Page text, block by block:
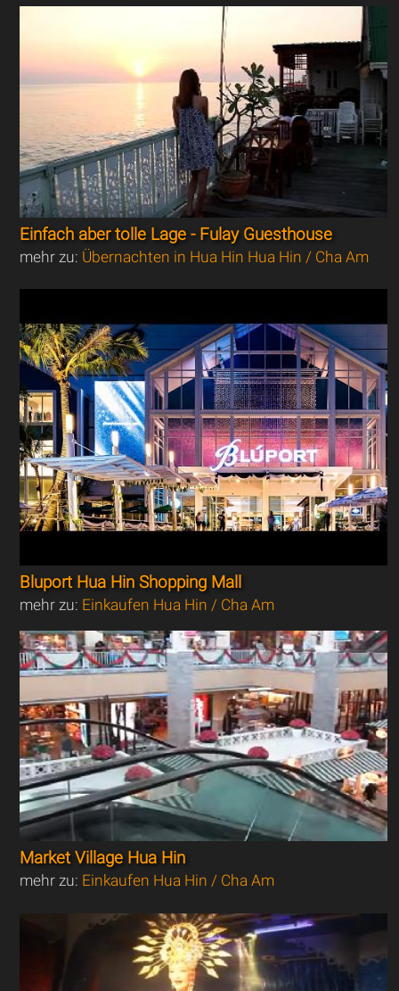
Einfach aber tolle Lage - Fulay Guesthouse
mehr zu: Übernachten in Hua Hin Hua Hin / Cha Am
Bluport Hua Hin Shopping Mall
mehr zu: Einkaufen Hua Hin / Cha Am
Market Village Hua Hin
mehr zu: Einkaufen Hua Hin / Cha Am